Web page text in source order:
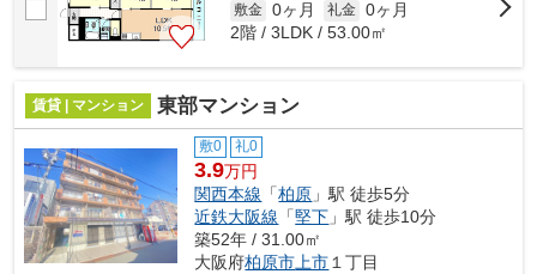
敷金 0ヶ月 礼金 0ヶ月
2階 / 3LDK / 53.00㎡
賃貸 | マンション 東部マンション
敷0 礼0
3.9万円
関西本線 「柏原 」駅 徒歩5分
近鉄大阪線 「堅下 」駅 徒歩10分
築52年 / 31.00㎡
大阪府柏原市上市１丁目